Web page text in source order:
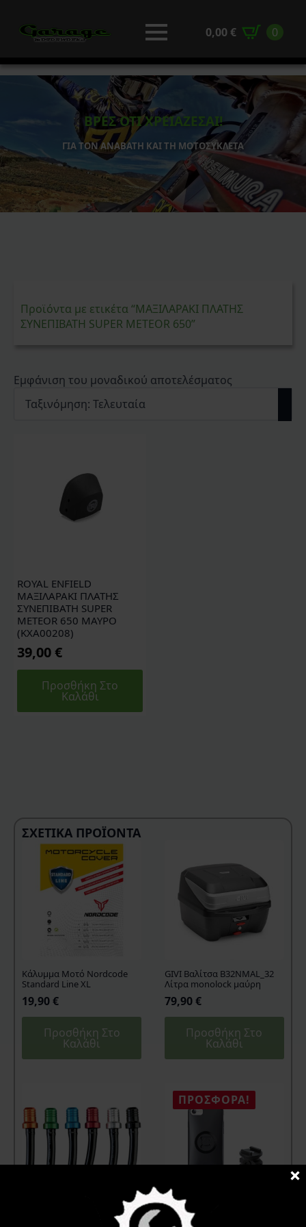
0,00 € 0
ΒΡΕΣ ΟΤΙ ΧΡΕΙΑΖΕΣΑΙ!
ΓΙΑ ΤΟΝ ΑΝΑΒΑΤΗ ΚΑΙ ΤΗ ΜΟΤΟΣΥΚΛΕΤΑ
Προϊόντα με ετικέτα “ΜΑΞΙΛΑΡΑΚΙ ΠΛΑΤΗΣ
ΣΥΝΕΠΙΒΑΤΗ SUPER METEOR 650”
Εμφάνιση του μοναδικού αποτελέσματος
ROYAL ENFIELD
ΜΑΞΙΛΑΡΑΚΙ ΠΛΑΤΗΣ
ΣΥΝΕΠΙΒΑΤΗ SUPER
METEOR 650 ΜΑΥΡΟ
(KXA00208)
39,00 €
Προσθήκη Στο
Καλάθι
ΣΧΕΤΙΚΆ ΠΡΟΪΌΝΤΑ
Kάλυμμα Mοτό Nordcode
Standard Line XL
19,90€
Προσθήκη Στο
Καλάθι
GIVI Βαλίτσα B32NMAL_32
Λίτρα monolock μαύρη
79,90€
Προσθήκη Στο
Καλάθι
Moose Racing Ανεπίστροφη
ΠΡΟΣΦΟΡΆ!
SP CONNECT Σέτ Βάση